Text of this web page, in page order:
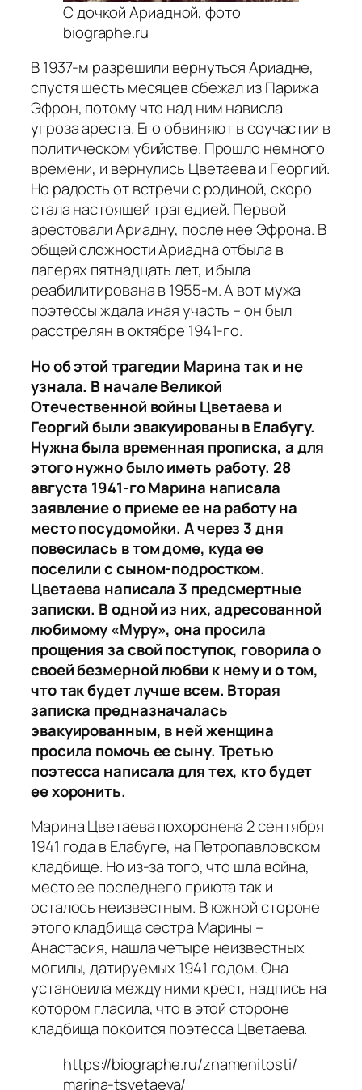
С дочкой Ариадной, фото
biographe.ru
В 1937-м разрешили вернуться Ариадне,
спустя шесть месяцев сбежал из Парижа
Эфрон, потому что над ним нависла
угроза ареста. Его обвиняют в соучастии в
политическом убийстве. Прошло немного
времени, и вернулись Цветаева и Георгий.
Но радость от встречи с родиной, скоро
стала настоящей трагедией. Первой
арестовали Ариадну, после нее Эфрона. В
общей сложности Ариадна отбыла в
лагерях пятнадцать лет, и была
реабилитирована в 1955-м. А вот мужа
поэтессы ждала иная участь – он был
расстрелян в октябре 1941-го.
Но об этой трагедии Марина так и не
узнала. В начале Великой
Отечественной войны Цветаева и
Георгий были эвакуированы в Елабугу.
Нужна была временная прописка, а для
этого нужно было иметь работу. 28
августа 1941-го Марина написала
заявление о приеме ее на работу на
место посудомойки. А через 3 дня
повесилась в том доме, куда ее
поселили с сыном-подростком.
Цветаева написала 3 предсмертные
записки. В одной из них, адресованной
любимому «Муру», она просила
прощения за свой поступок, говорила о
своей безмерной любви к нему и о том,
что так будет лучше всем. Вторая
записка предназначалась
эвакуированным, в ней женщина
просила помочь ее сыну. Третью
поэтесса написала для тех, кто будет
ее хоронить.
Марина Цветаева похоронена 2 сентября
1941 года в Елабуге, на Петропавловском
кладбище. Но из-за того, что шла война,
место ее последнего приюта так и
осталось неизвестным. В южной стороне
этого кладбища сестра Марины –
Анастасия, нашла четыре неизвестных
могилы, датируемых 1941 годом. Она
установила между ними крест, надпись на
котором гласила, что в этой стороне
кладбища покоится поэтесса Цветаева.
https://biographe.ru/znamenitosti/
marina-tsvetaeva/